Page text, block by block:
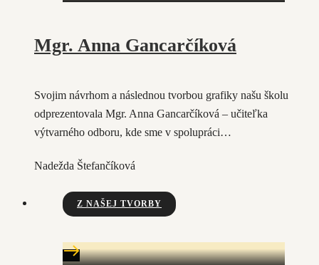
Mgr. Anna Gancarčíková
Svojim návrhom a následnou tvorbou grafiky našu školu
odprezentovala Mgr. Anna Gancarčíková – učiteľka
výtvarného odboru, kde sme v spolupráci…
Nadežda Štefančíková
Z NAŠEJ TVORBY